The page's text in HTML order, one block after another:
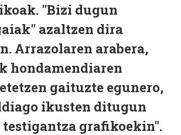
"Bizi dugun
azaltzen dira
Arrazolaren arabera,
hondamendiaren
gaituzte egunero,
ikusten ditugun
testigantza grafikoekin".